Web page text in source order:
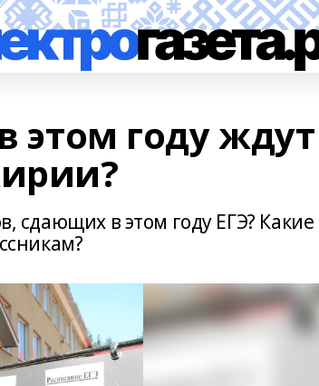
этом году ждут
сдающих в этом году ЕГЭ? Какие